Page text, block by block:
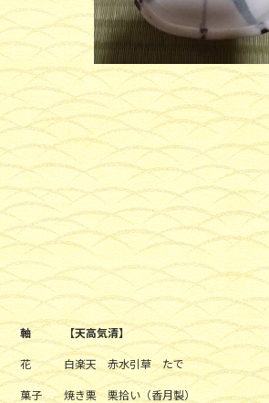
軸 【天高気清】
花 白楽天 赤水引草 たで
菓子 焼き栗 栗拾い（香月製）